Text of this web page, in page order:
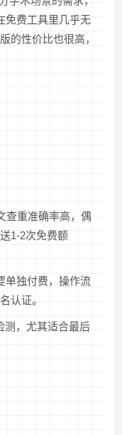
免费工具里几乎无
的性价比也很高，
查重准确率高，偶
1-2次免费额
单独付费，操作流
认证。
测，尤其适合最后